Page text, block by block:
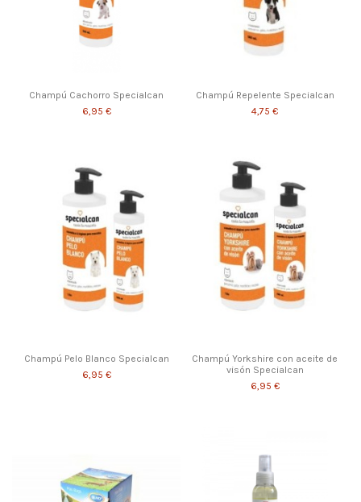
Champú Cachorro Specialcan
6,95 €
Champú Repelente Specialcan
4,75 €
Champú Pelo Blanco Specialcan
6,95 €
Champú Yorkshire con aceite de
visón Specialcan
6,95 €